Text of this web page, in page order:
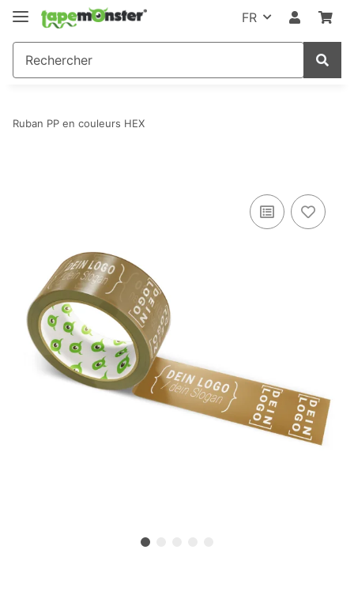
FR
Ruban PP en couleurs HEX